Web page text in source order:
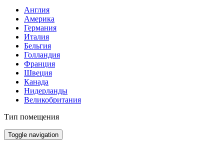
Англия
Америка
Германия
Италия
Бельгия
Голландия
Франция
Швеция
Канада
Нидерланды
Великобритания
Тип помещения
Toggle navigation